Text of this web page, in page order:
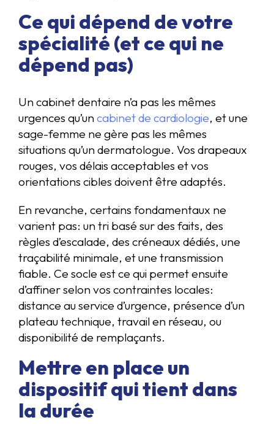
Ce qui dépend de votre
spécialité (et ce qui ne
dépend pas)
Un cabinet dentaire n’a pas les mêmes
urgences qu’uncabinet de cardiologie, et une
sage-femme ne gère pas les mêmes
situations qu’un dermatologue. Vos drapeaux
rouges, vos délais acceptables et vos
orientations cibles doivent être adaptés.
En revanche, certains fondamentaux ne
varient pas: un tri basé sur des faits, des
règles d’escalade, des créneaux dédiés, une
traçabilité minimale, et une transmission
fiable. Ce socle est ce qui permet ensuite
d’affiner selon vos contraintes locales:
distance au service d’urgence, présence d’un
plateau technique, travail en réseau, ou
disponibilité de remplaçants.
Mettre en place un
dispositif qui tient dans
la durée